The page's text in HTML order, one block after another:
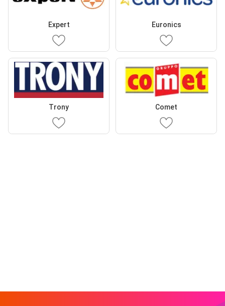
Expert Euronics
Trony Comet